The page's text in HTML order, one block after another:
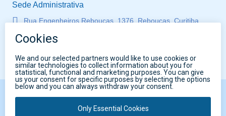
Sede Administrativa
Rua Engenheiros Rebouças, 1376, Rebouças, Curitiba,